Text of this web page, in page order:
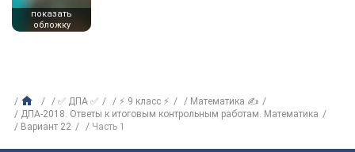
показать
обложку
✅ ДПА ✅ ⚡ 9 класс ⚡
Математика ✍
ДПА-2018. Ответы к итоговым контрольным работам. Математика
Вариант 22
Часть 1